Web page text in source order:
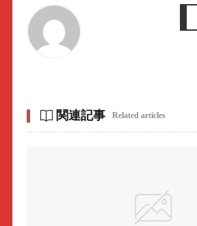
関連記事 Related articles